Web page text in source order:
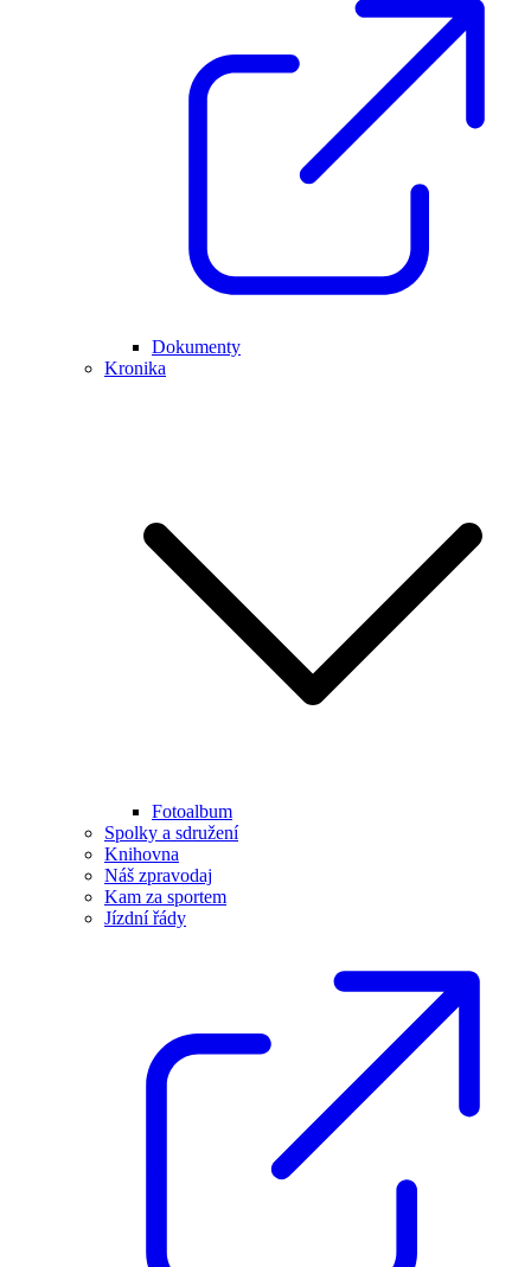
Dokumenty
Kronika
Fotoalbum
Spolky a sdružení
Knihovna
Náš zpravodaj
Kam za sportem
Jízdní řády